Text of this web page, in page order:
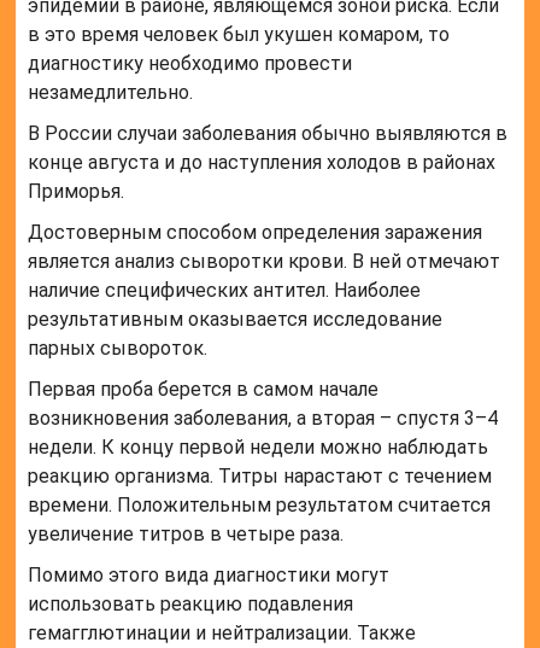
эпидемии в районе, являющемся зоной риска. Если
в это время человек был укушен комаром, то
диагностику необходимо провести
незамедлительно.
В России случаи заболевания обычно выявляются в
конце августа и до наступления холодов в районах
Приморья.
Достоверным способом определения заражения
является анализ сыворотки крови. В ней отмечают
наличие специфических антител. Наиболее
результативным оказывается исследование
парных сывороток.
Первая проба берется в самом начале
возникновения заболевания, а вторая – спустя 3–4
недели. К концу первой недели можно наблюдать
реакцию организма. Титры нарастают с течением
времени. Положительным результатом считается
увеличение титров в четыре раза.
Помимо этого вида диагностики могут
использовать реакцию подавления
гемагглютинации и нейтрализации. Также